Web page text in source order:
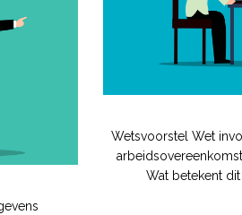
Wetsvoorstel Wet
Wat betekent